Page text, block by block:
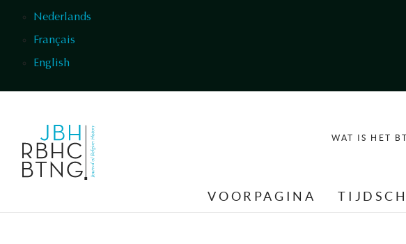
Nederlands
Français
English
WAT IS HET
VOORPAGINA